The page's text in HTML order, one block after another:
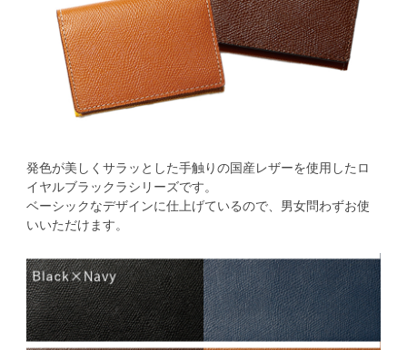
発色が美しくサラッとした手触りの国産レザーを使用したロ
イヤルブラックラシリーズです。
ベーシックなデザインに仕上げているので、男女問わずお使
いいただけます。